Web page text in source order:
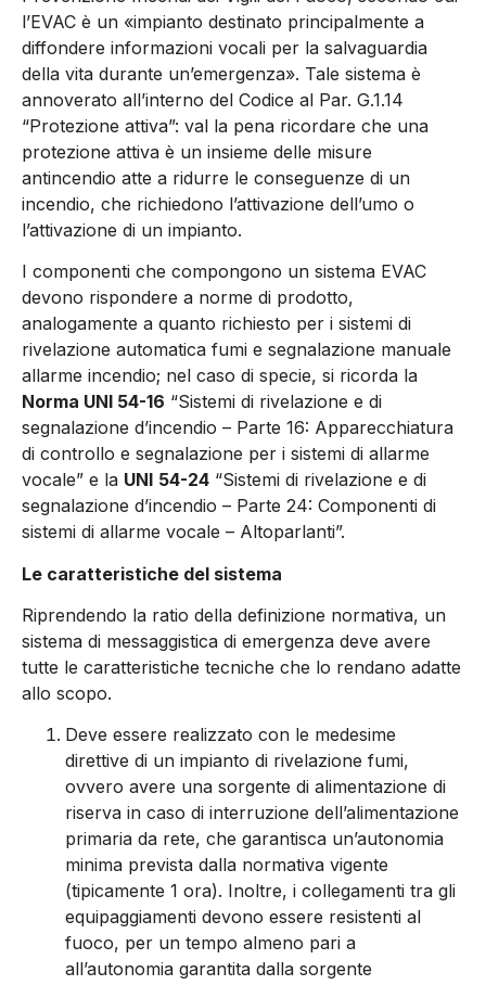
l’EVAC è un «impianto destinato principalmente a
diffondere informazioni vocali per la salvaguardia
della vita durante un’emergenza». Tale sistema è
annoverato all’interno del Codice al Par. G.1.14
“Protezione attiva”: val la pena ricordare che una
protezione attiva è un insieme delle misure
antincendio atte a ridurre le conseguenze di un
incendio, che richiedono l’attivazione dell’umo o
l’attivazione di un impianto.
I componenti che compongono un sistema EVAC
devono rispondere a norme di prodotto,
analogamente a quanto richiesto per i sistemi di
rivelazione automatica fumi e segnalazione manuale
allarme incendio; nel caso di specie, si ricorda la
Norma UNI 54-16 “Sistemi di rivelazione e di
segnalazione d’incendio – Parte 16: Apparecchiatura
di controllo e segnalazione per i sistemi di allarme
vocale” e la UNI 54-24 “Sistemi di rivelazione e di
segnalazione d’incendio – Parte 24: Componenti di
sistemi di allarme vocale – Altoparlanti”.
Le caratteristiche del sistema
Riprendendo la ratio della definizione normativa, un
sistema di messaggistica di emergenza deve avere
tutte le caratteristiche tecniche che lo rendano adatte
allo scopo.
Deve essere realizzato con le medesime
direttive di un impianto di rivelazione fumi,
ovvero avere una sorgente di alimentazione di
riserva in caso di interruzione dell’alimentazione
primaria da rete, che garantisca un’autonomia
minima prevista dalla normativa vigente
(tipicamente 1 ora). Inoltre, i collegamenti tra gli
equipaggiamenti devono essere resistenti al
fuoco, per un tempo almeno pari a
all’autonomia garantita dalla sorgente